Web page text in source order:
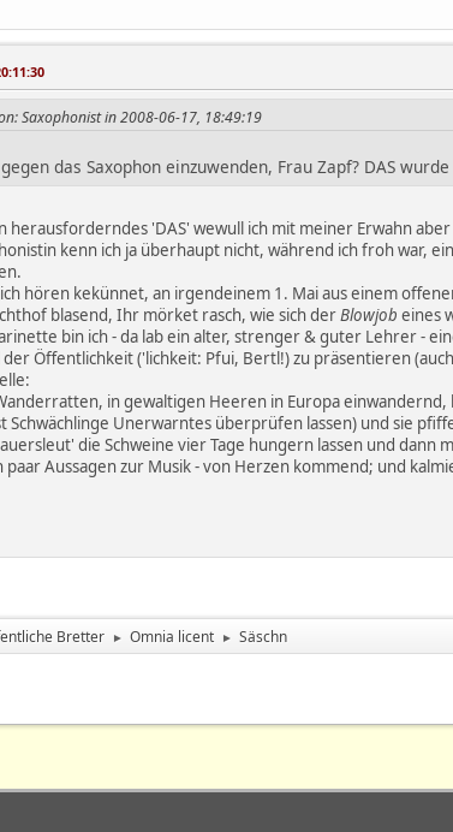
Saxophonist in 2008-06-17, 18:49:19
das Saxophon einzuwenden, Frau Zapf? DAS
herausforderndes 'DAS' wewull ich mit meiner Erwahn
kenn ich ja überhaupt nicht, während ich froh war,
hören kekünnet, an irgendeinem 1. Mai aus einem
blasend, Ihr mörket rasch, wie sich derBlowjob eines
bin ich - da lab ein alter, strenger & guter Lehrer -
der Öffentlichkeit ('lichkeit: Pfui, Bertl!) zu präsentieren
in gewaltigen Heeren in Europa
Schwächlinge Unerwarntes überprüfen lassen) und sie
die Schweine vier Tage hungern lassen und
paar Aussagen zur Musik - von Herzen kommend; und
Bretter ► Omnia licent ► Säschn